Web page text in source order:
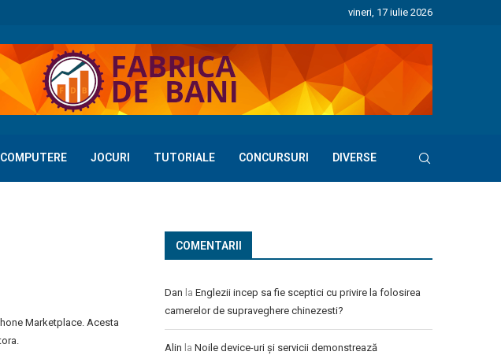
vineri, 17 iulie 2026
COMPUTERE JOCURI TUTORIALE CONCURSURI DIVERSE
Marketplace. Acesta
COMENTARII
Dan la Englezii incep sa fie sceptici cu privire la folosirea
camerelor de supraveghere chinezesti?
Alin la Noile device-uri și servicii demonstrează